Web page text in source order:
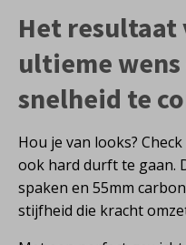
Het resultaat
ultieme
snelheid te
Hou je van looks?
ook hard durft te gaan.
spaken en 55mm
stijfheid die kracht